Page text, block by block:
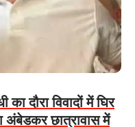
दौरा विवादों में घिर
अंबेडकर छात्रावास में